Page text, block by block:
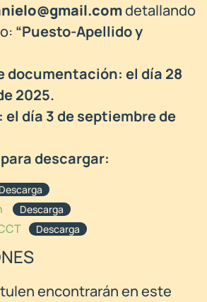
detallando
“Puesto-Apellido y
documentación: el día 28
2025.
día 3 de septiembre de
descargar:
Descarga
Descarga
Descarga
encontrarán en este